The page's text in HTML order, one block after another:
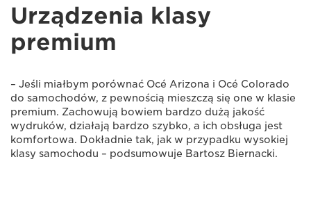
Urządzenia klasy
premium
– Jeśli miałbym porównać Océ Arizona i Océ Colorado
do samochodów, z pewnością mieszczą się one w klasie
premium. Zachowują bowiem bardzo dużą jakość
wydruków, działają bardzo szybko, a ich obsługa jest
komfortowa. Dokładnie tak, jak w przypadku wysokiej
klasy samochodu – podsumowuje Bartosz Biernacki.